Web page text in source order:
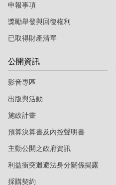
申報事項
獎勵舉發與回復權利
已取得財產清單
公開資訊
影音專區
出版與活動
施政計畫
預算決算書及內控聲明書
主動公開之政府資訊
利益衝突迴避法身分關係揭露
採購契約